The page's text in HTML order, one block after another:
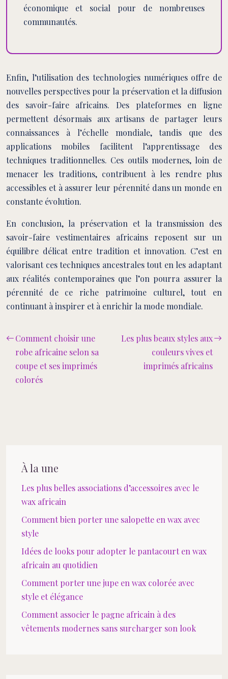
économique et social pour de nombreuses
communautés.
Enfin, l’utilisation des technologies numériques offre de
nouvelles perspectives pour la préservation et la diffusion
des savoir-faire africains. Des plateformes en ligne
permettent désormais aux artisans de partager leurs
connaissances à l’échelle mondiale, tandis que des
applications mobiles facilitent l’apprentissage des
techniques traditionnelles. Ces outils modernes, loin de
menacer les traditions, contribuent à les rendre plus
accessibles et à assurer leur pérennité dans un monde en
constante évolution.
En conclusion, la préservation et la transmission des
savoir-faire vestimentaires africains reposent sur un
équilibre délicat entre tradition et innovation. C’est en
valorisant ces techniques ancestrales tout en les adaptant
aux réalités contemporaines que l’on pourra assurer la
pérennité de ce riche patrimoine culturel, tout en
continuant à inspirer et à enrichir la mode mondiale.
Comment choisir une
robe africaine selon sa
coupe et ses imprimés
colorés
Les plus beaux styles aux
couleurs vives et
imprimés africains
À la une
Les plus belles associations d’accessoires avec le
wax africain
Comment bien porter une salopette en wax avec
style
Idées de looks pour adopter le pantacourt en wax
africain au quotidien
Comment porter une jupe en wax colorée avec
style et élégance
Comment associer le pagne africain à des
vêtements modernes sans surcharger son look